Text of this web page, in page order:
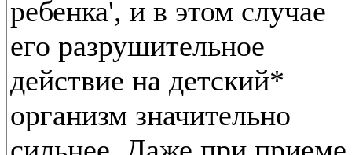
ребенка', и в этом случае
его разрушительное
действие на детский*
организм значительно